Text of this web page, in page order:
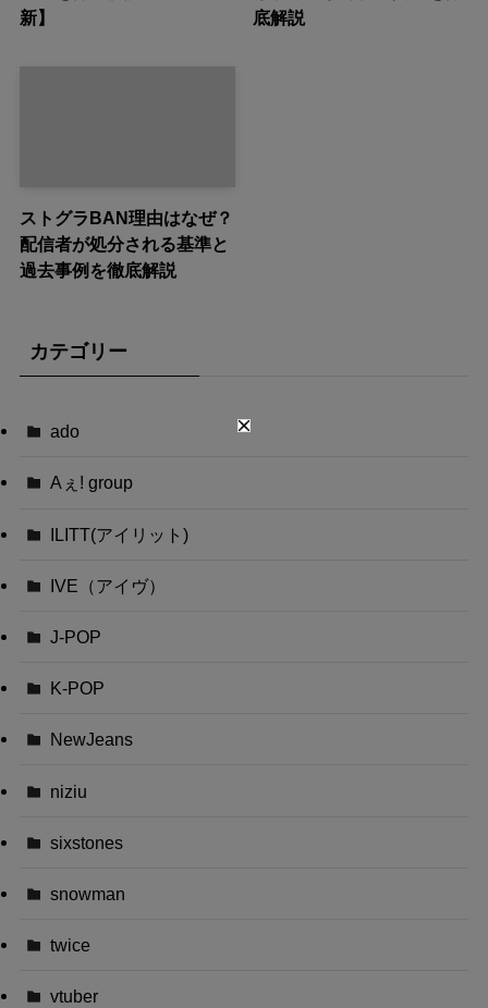
新】
底解説
ストグラBAN理由はなぜ？
配信者が処分される基準と
過去事例を徹底解説
カテゴリー
ado
Aぇ! group
ILITT(アイリット)
IVE（アイヴ）
J-POP
K-POP
NewJeans
niziu
sixstones
snowman
twice
vtuber